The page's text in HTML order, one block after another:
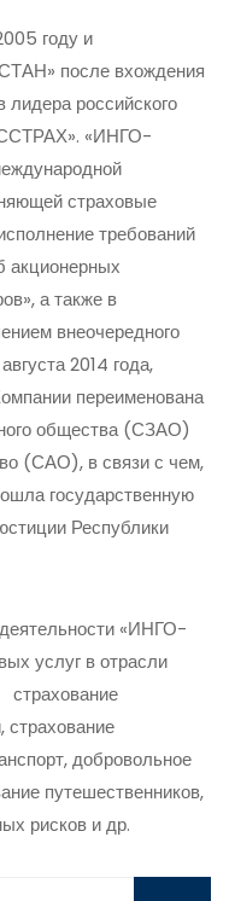
году и
после вхождения
лидера российского
«ИНГО-
страховые
требований
акционерных
а также в
внеочередного
2014 года,
переименована
общества (СЗАО)
(САО), в связи с чем,
государственную
Республики
«ИНГО-
услуг в отрасли
страхование
добровольное
путешественников,
рисков и др.